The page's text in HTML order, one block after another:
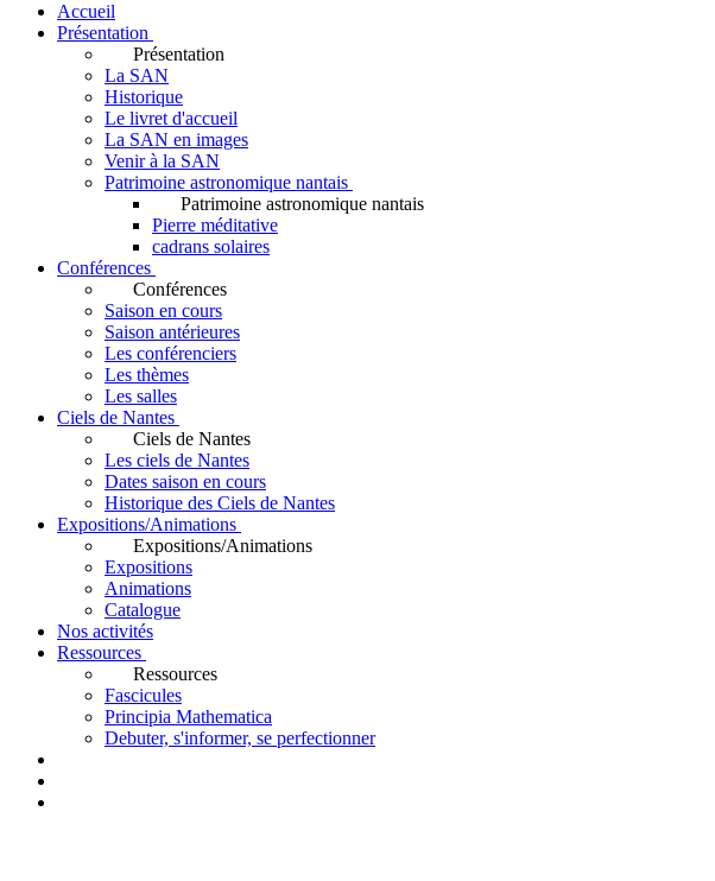
Accueil
Présentation
Présentation
La SAN
Historique
Le livret d'accueil
La SAN en images
Venir à la SAN
Patrimoine astronomique nantais
Patrimoine astronomique nantais
Pierre méditative
cadrans solaires
Conférences
Conférences
Saison en cours
Saison antérieures
Les conférenciers
Les thèmes
Les salles
Ciels de Nantes
Ciels de Nantes
Les ciels de Nantes
Dates saison en cours
Historique des Ciels de Nantes
Expositions/Animations
Expositions/Animations
Expositions
Animations
Catalogue
Nos activités
Ressources
Ressources
Fascicules
Principia Mathematica
Debuter, s'informer, se perfectionner